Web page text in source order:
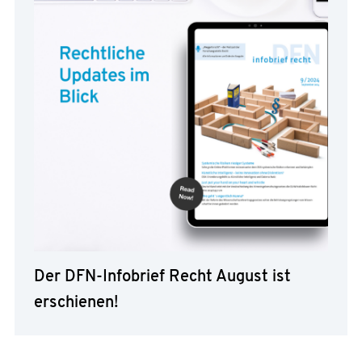
Der DFN-Infobrief Recht August ist
erschienen!